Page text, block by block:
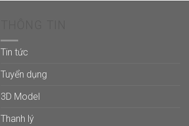
Tin tức
Tuyển dụng
3D Model
Thanh lý